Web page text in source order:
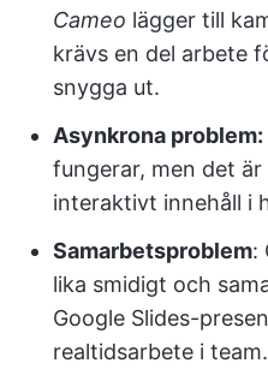
Cameo lägger till
krävs en del arbete
snygga ut.
Asynkrona problem:
fungerar, men det
interaktivt innehåll i
Samarbetsproblem:
lika smidigt och
Google Slides-
realtidsarbete i team.